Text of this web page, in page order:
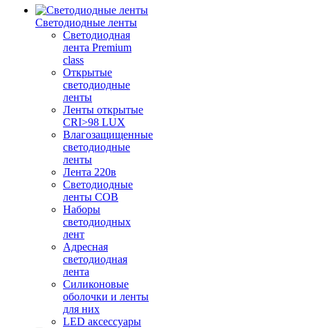
Светодиодные ленты
Светодиодная
лента Premium
class
Открытые
светодиодные
ленты
Ленты открытые
CRI>98 LUX
Влагозащищенные
светодиодные
ленты
Лента 220в
Светодиодные
ленты COB
Наборы
светодиодных
лент
Адресная
светодиодная
лента
Силиконовые
оболочки и ленты
для них
LED аксессуары